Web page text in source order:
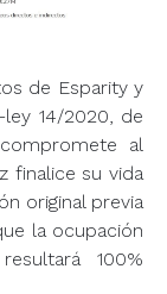
de Esparity y
14/2020, de
al
finalice su vida
original previa
la ocupación
100%